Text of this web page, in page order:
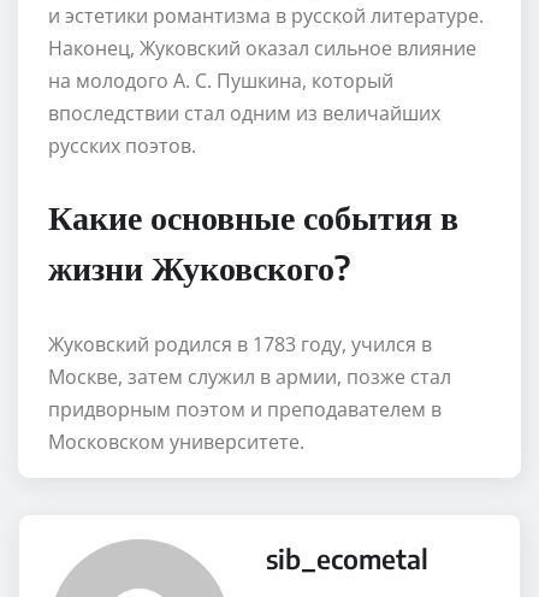
и эстетики романтизма в русской литературе.
Наконец, Жуковский оказал сильное влияние
на молодого А. С. Пушкина, который
впоследствии стал одним из величайших
русских поэтов.
Какие основные события в
жизни Жуковского?
Жуковский родился в 1783 году, учился в
Москве, затем служил в армии, позже стал
придворным поэтом и преподавателем в
Московском университете.
sib_ecometal